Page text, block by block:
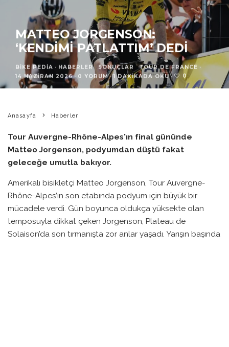
MATTEO JORGENSON:
‘KENDIMI PATLATTIM’ DEDI
BIKE PEDIA · HABERLER SONUÇLAR TOUR DE FRANCE ·
14 HAZIRAN 2026 · 0 YORUM · 1 DAKIKADA OKU · 0
Anasayfa Haberler
Tour Auvergne-Rhône-Alpes'ın final gününde
Matteo Jorgenson, podyumdan düştü fakat
geleceğe umutla bakıyor.
Amerikalı bisikletçi Matteo Jorgenson, Tour Auvergne-
Rhône-Alpes’ın son etabında podyum için büyük bir
mücadele verdi. Gün boyunca oldukça yüksekte olan
temposuyla dikkat çeken Jorgenson, Plateau de
Solaison’da son tırmanışta zor anlar yaşadı. Yarışın başında